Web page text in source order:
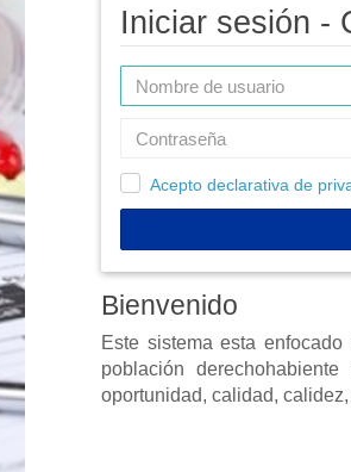
Iniciar sesión -
Acepto declarativa de
Bienvenido
Este sistema esta
población
oportunidad, calidad,